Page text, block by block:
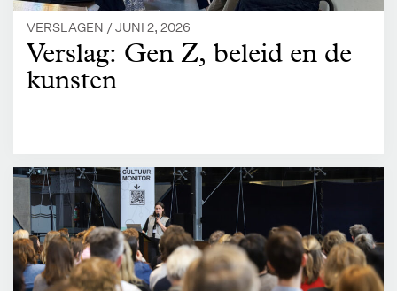
VERSLAGEN /JUNI 2, 2026
Verslag: Gen Z, beleid en de
kunsten